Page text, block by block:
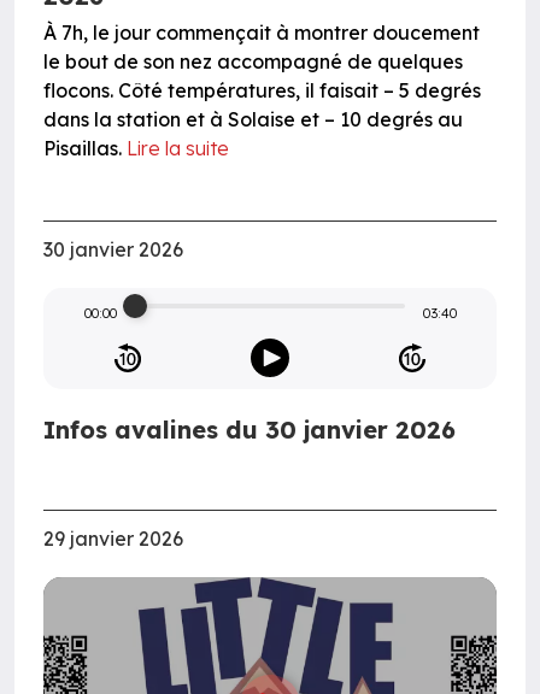
À 7h, le jour commençait à montrer doucement
le bout de son nez accompagné de quelques
flocons. Côté températures, il faisait – 5 degrés
dans la station et à Solaise et – 10 degrés au
Pisaillas. Lire la suite
30 janvier 2026
00:00 03:40
Infos avalines du 30 janvier 2026
29 janvier 2026